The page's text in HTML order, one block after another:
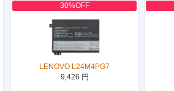
30%OFF
LENOVO L24M4PG7
9,426 円